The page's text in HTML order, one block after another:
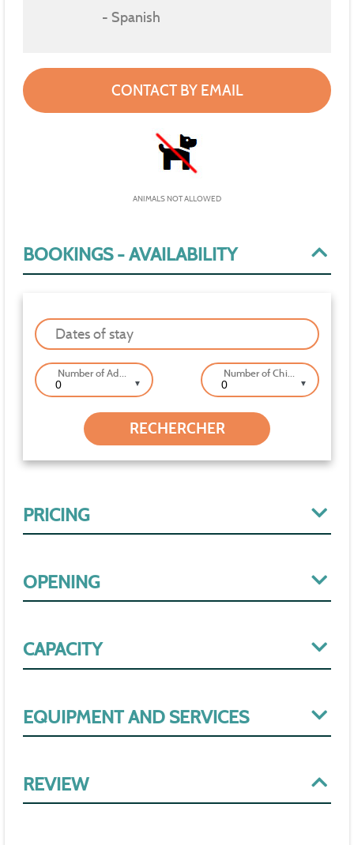
BOOKINGS - AVAILABILITY
Dates of stay
▼ ▼
PRICING
OPENING
CAPACITY
EQUIPMENT AND SERVICES
REVIEW
Spanish
CONTACT BY EMAIL
ANIMALS NOT ALLOWED